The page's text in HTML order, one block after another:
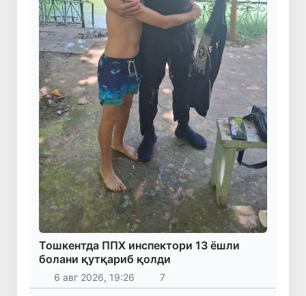
Тошкентда ППХ инспектори 13 ёшли
болани қутқариб қолди
6 авг 2026, 19:26 7